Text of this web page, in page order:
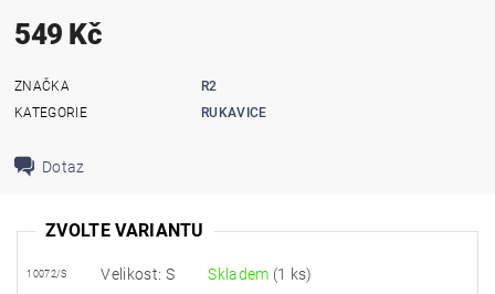
549 Kč
ZNAČKA
R2
KATEGORIE
RUKAVICE
Dotaz
ZVOLTE VARIANTU
10072/S Velikost: S Skladem (1 ks)